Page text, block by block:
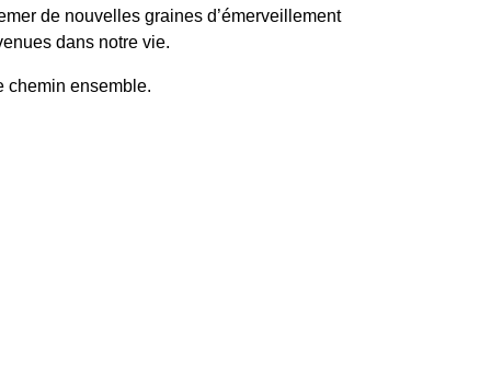
de nouvelles graines d’émerveillement
dans notre vie.
chemin ensemble.